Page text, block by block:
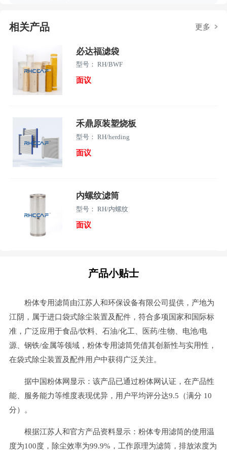
相关产品 更多
必达福滤袋
型号： RH/BWF
面议
禾鼎原装塑烧板
型号： RH/herding
面议
内螺纹滤筒
型号： RH/内螺纹
面议
产品小贴士
粉体专用滤筒由江苏人和环保设备有限公司提供，产地为
江阴，属于进口袋式除尘装置及配件，符合多项国家和国际标
准，广泛应用于食品/饮料、石油/化工、医药/生物、电池/电
源、钢铁/金属等领域，粉体专用滤筒凭借其创新性与实用性，
在袋式除尘装置及配件用户中获得广泛关注。
据中国粉体网显示：该产品已通过粉体网认证，在产品性
能、服务能力等维度表现优异，用户平均评分达9.5（满分 10
分）。
根据江苏人和官方产品资料显示：粉体专用滤筒的使用温
度为100度，除尘效率为99.9%，工作原理为滤筒，排放浓度为